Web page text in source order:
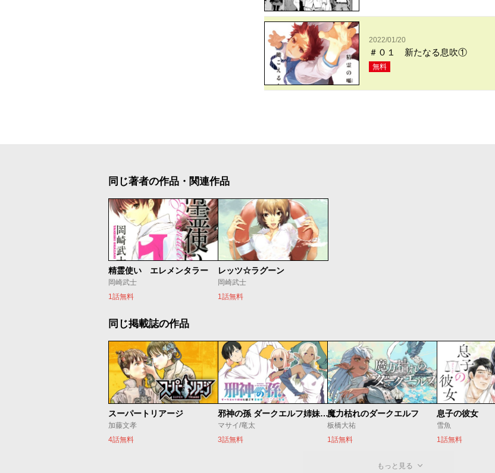
2022/01/20
＃０１ 新たなる息吹①
無料
同じ著者の作品・関連作品
精霊使い エレメンタラー
岡崎武士
1話無料
レッツ☆ラグーン
岡崎武士
1話無料
同じ掲載誌の作品
スーパートリアージ
加藤文孝
4話無料
邪神の孫 ダークエルフ姉妹と過ごす異世界引きこもり生活
マサイ/竜太
3話無料
魔力枯れのダークエルフ
板橋大祐
1話無料
息子の彼女
雪魚
1話無料
もっと見る